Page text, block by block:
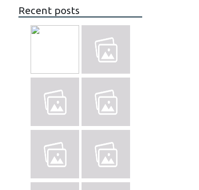
Recent posts